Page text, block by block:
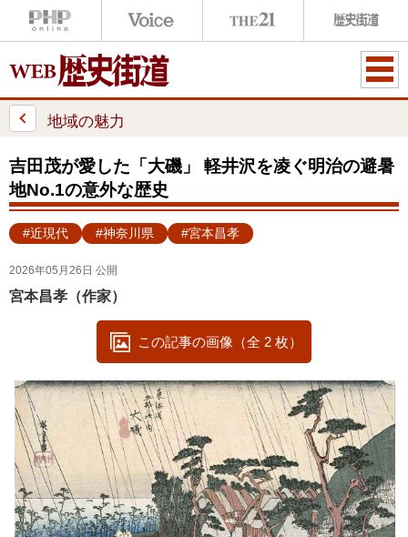
ME
地域の魅力
吉田茂が愛した「大磯」 軽井沢を凌ぐ明治の避暑
地No.1の意外な歴史
#近現代 #神奈川県 #宮本昌孝
2026年05月26日 公開
宮本昌孝（作家）
この記事の画像（全 2 枚）